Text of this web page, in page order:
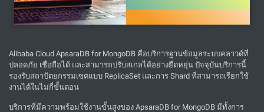
Alibaba Cloud ApsaraDB for MongoDB คือบริการฐานข้อมูลระบบคลาวด์ที่
ปลอดภัย เชื่อถือได้ และสามารถปรับสเกลได้อย่างยืดหยุ่น ปัจจุบันบริการนี้
รองรับสถาปัตยกรรมเซตแบบ ReplicaSet และการ Shard ที่สามารถเรียกใช้
งานได้ในไม่กี่ขั้นตอน
บริการที่มีความพร้อมใช้งานขั้นสูงของ ApsaraDB for MongoDB มีทั้งการ